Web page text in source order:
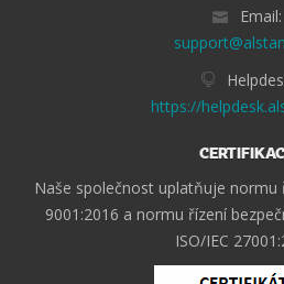
Email:
https://
Naše společnost uplatňuje normu
9001:2016 a normu řízení
ISO/IEC